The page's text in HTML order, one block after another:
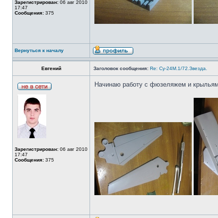
Зарегистрирован: 06 авг 2010
17:47
Сообщения: 375
Вернуться к началу
Евгений Заголовок сообщения: Re: Су-24М.1/72.Звезда.
Зарегистрирован: 06 авг 2010
17:47
Сообщения: 375
Начинаю работу с фюзеляжем и